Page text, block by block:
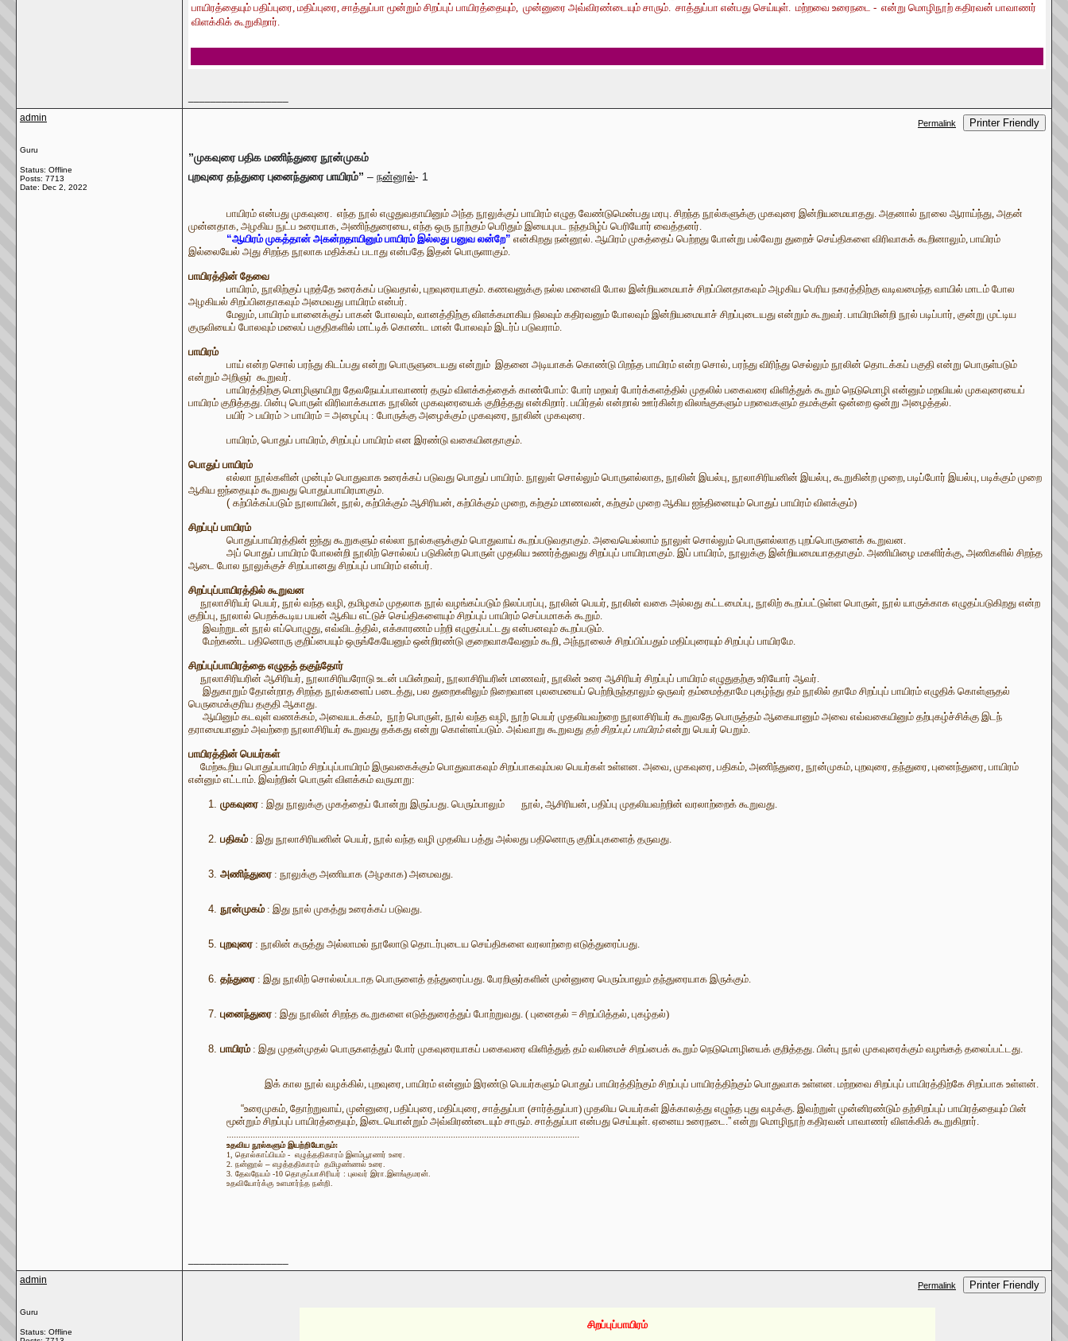
பாயிரத்தையும் பதிப்புரை, மதிப்புரை, சாத்துப்பா மூன்றும் சிறப்புப் பாயிரத்தையும், முன்னுரை அவ்விரண்டையும் சாரும். சாத்துப்பா என்பது செய்யுள். மற்றவை உரைநடை - என்று மொழிநூற் கதிரவன் பாவாணர்
விளக்கிக் கூறுகிறார்.
admin
Guru
Status: Offline
Posts: 7713
Date: Dec 2, 2022
Permalink Printer Friendly
”முகவுரை பதிக மணிந்துரை நூன்முகம்
புறவுரை தந்துரை புனைந்துரை பாயிரம்” – நன்னூல்- 1
பாயிரம் என்பது முகவுரை. எந்த நூல் எழுதுவதாயினும் அந்த நூலுக்குப் பாயிரம் எழுத வேண்டுமென்பது மரபு. சிறந்த நூல்களுக்கு முகவுரை இன்றியமையாதது. அதனால் நூலை ஆராய்ந்து, அதன்
முன்னதாக, அழகிய நுட்ப உரையாக, அணிந்துரையை, எந்த ஒரு நூற்கும் பெரிதும் இயைபுபட நந்தமிழ்ப் பெரியோர் வைத்தனர்.
“ஆயிரம் முகத்தான் அகன்றதாயினும் பாயிரம் இல்லது பனுவ லன்றே” என்கிறது நன்னூல். ஆயிரம் முகத்தைப் பெற்றது போன்று பல்வேறு துறைச் செய்திகளை விரிவாகக் கூறினாலும், பாயிரம்
இல்லையேல் அது சிறந்த நூலாக மதிக்கப் படாது என்பதே இதன் பொருளாகும்.
பாயிரத்தின் தேவை
பாயிரம், நூலிற்குப் புறத்தே உரைக்கப் படுவதால், புறவுரையாகும். கணவனுக்கு நல்ல மனைவி போல இன்றியமையாச் சிறப்பினதாகவும் அழகிய பெரிய நகரத்திற்கு வடிவமைந்த வாயில் மாடம் போல
அழகியல் சிறப்பினதாகவும் அமைவது பாயிரம் என்பர்.
மேலும், பாயிரம் யானைக்குப் பாகன் போலவும், வானத்திற்கு விளக்கமாகிய நிலவும் கதிரவனும் போலவும் இன்றியமையாச் சிறப்புடையது என்றும் கூறுவர். பாயிரமின்றி நூல் படிப்பார், குன்று முட்டிய
குருவியைப் போலவும் மலைப் பகுதிகளில் மாட்டிக் கொண்ட மான் போலவும் இடர்ப் படுவராம்.
பாயிரம்
பாய் என்ற சொல் பரந்து கிடப்பது என்று பொருளுடையது என்றும் இதனை அடியாகக் கொண்டு பிறந்த பாயிரம் என்ற சொல், பரந்து விரிந்து செல்லும் நூலின் தொடக்கப் பகுதி என்று பொருள்படும்
என்றும் அறிஞர் கூறுவர்.
பாயிரத்திற்கு மொழிஞாயிறு தேவநேயப்பாவாணர் தரும் விளக்கத்தைக் காண்போம்: போர் மறவர் போர்க்களத்தில் முதலில் பகைவரை விளித்துக் கூறும் நெடுமொழி என்னும் மறவியல் முகவுரையைப்
பாயிரம் குறித்தது. பின்பு பொருள் விரிவாக்கமாக நூலின் முகவுரையைக் குறித்தது என்கிறார். பயிர்தல் என்றால் ஊர்கின்ற விலங்குகளும் பறவைகளும் தமக்குள் ஒன்றை ஒன்று அழைத்தல்.
பயிர் > பயிரம் > பாயிரம் = அழைப்பு : போருக்கு அழைக்கும் முகவுரை, நூலின் முகவுரை.
பாயிரம், பொதுப் பாயிரம், சிறப்புப் பாயிரம் என இரண்டு வகையினதாகும்.
பொதுப் பாயிரம்
எல்லா நூல்களின் முன்பும் பொதுவாக உரைக்கப் படுவது பொதுப் பாயிரம். நூலுள் சொல்லும் பொருளல்லாத, நூலின் இயல்பு, நூலாசிரியனின் இயல்பு, கூறுகின்ற முறை, படிப்போர் இயல்பு, படிக்கும் முறை
ஆகிய ஐந்தையும் கூறுவது பொதுப்பாயிரமாகும்.
( கற்பிக்கப்படும் நூலாயின், நூல், கற்பிக்கும் ஆசிரியன், கற்பிக்கும் முறை, கற்கும் மாணவன், கற்கும் முறை ஆகிய ஐந்தினையும் பொதுப் பாயிரம் விளக்கும்)
சிறப்புப் பாயிரம்
பொதுப்பாயிரத்தின் ஐந்து கூறுகளும் எல்லா நூல்களுக்கும் பொதுவாய் கூறப்படுவதாகும். அவையெல்லாம் நூலுள் சொல்லும் பொருளல்லாத புறப்பொருளைக் கூறுவன.
அப் பொதுப் பாயிரம் போலன்றி நூலிற் சொல்லப் படுகின்ற பொருள் முதலிய உணர்த்துவது சிறப்புப் பாயிரமாகும். இப் பாயிரம், நூலுக்கு இன்றியமையாததாகும். அணியிழை மகளிர்க்கு, அணிகளில் சிறந்த
ஆடை போல நூலுக்குச் சிறப்பானது சிறப்புப் பாயிரம் என்பர்.
சிறப்புப்பாயிரத்தில் கூறுவன
நூலாசிரியர் பெயர், நூல் வந்த வழி, தமிழகம் முதலாக நூல் வழங்கப்படும் நிலப்பரப்பு, நூலின் பெயர், நூலின் வகை அல்லது கட்டமைப்பு, நூலிற் கூறப்பட்டுள்ள பொருள், நூல் யாருக்காக எழுதப்படுகிறது என்ற
குறிப்பு, நூலால் பெறக்கூடிய பயன் ஆகிய எட்டுச் செய்திகளையும் சிறப்புப் பாயிரம் செப்பமாகக் கூறும்.
இவற்றுடன் நூல் எப்பொழுது, எவ்விடத்தில், எக்காரணம் பற்றி எழுதப்பட்டது என்பனவும் கூறப்படும்.
மேற்கண்ட பதினொரு குறிப்பையும் ஒருங்கேயேனும் ஒன்றிரண்டு குறைவாகவேனும் கூறி, அந்நூலைச் சிறப்பிப்பதும் மதிப்புரையும் சிறப்புப் பாயிரமே.
சிறப்புப்பாயிரத்தை எழுதத் தகுந்தோர்
நூலாசிரியரின் ஆசிரியர், நூலாசிரியரோடு உடன் பயின்றவர், நூலாசிரியரின் மாணவர், நூலின் உரை ஆசிரியர் சிறப்புப் பாயிரம் எழுதுதற்கு உரியோர் ஆவர்.
இதுகாறும் தோன்றாத சிறந்த நூல்களைப் படைத்து, பல துறைகளிலும் நிறைவான புலமையைப் பெற்றிருந்தாலும் ஒருவர் தம்மைத்தாமே புகழ்ந்து தம் நூலில் தாமே சிறப்புப் பாயிரம் எழுதிக் கொள்ளுதல்
பெருமைக்குரிய தகுதி ஆகாது.
ஆயினும் கடவுள் வணக்கம், அவையடக்கம், நூற் பொருள், நூல் வந்த வழி, நூற் பெயர் முதலியவற்றை நூலாசிரியர் கூறுவதே பொருத்தம் ஆகையானும் அவை எவ்வகையினும் தற்புகழ்ச்சிக்கு இடந்
தராமையானும் அவற்றை நூலாசிரியர் கூறுவது தக்கது என்று கொள்ளப்படும். அவ்வாறு கூறுவது தற் சிறப்புப் பாயிரம்என்று பெயர் பெறும்.
பாயிரத்தின் பெயர்கள்
மேற்கூறிய பொதுப்பாயிரம் சிறப்புப்பாயிரம் இருவகைக்கும் பொதுவாகவும் சிறப்பாகவும்பல பெயர்கள் உள்ளன. அவை, முகவுரை, பதிகம், அணிந்துரை, நூன்முகம், புறவுரை, தந்துரை, புனைந்துரை, பாயிரம்
என்னும் எட்டாம். இவற்றின் பொருள் விளக்கம் வருமாறு:
முகவுரை : இது நூலுக்கு முகத்தைப் போன்று இருப்பது. பெரும்பாலும் நூல், ஆசிரியன், பதிப்பு முதலியவற்றின் வரலாற்றைக் கூறுவது.
பதிகம் : இது நூலாசிரியனின் பெயர், நூல் வந்த வழி முதலிய பத்து அல்லது பதினொரு குறிப்புகளைத் தருவது.
அணிந்துரை : நூலுக்கு அணியாக (அழகாக) அமைவது.
நூன்முகம் : இது நூல் முகத்து உரைக்கப் படுவது.
புறவுரை : நூலின் கருத்து அல்லாமல் நூலோடு தொடர்புடைய செய்திகளை வரலாற்றை எடுத்துரைப்பது.
தந்துரை : இது நூலிற் சொல்லப்படாத பொருளைத் தந்துரைப்பது. பேரறிஞர்களின் முன்னுரை பெரும்பாலும் தந்துரையாக இருக்கும்.
புனைந்துரை : இது நூலின் சிறந்த கூறுகளை எடுத்துரைத்துப் போற்றுவது. ( புனைதல் = சிறப்பித்தல், புகழ்தல்)
பாயிரம் : இது முதன்முதல் பொருகளத்துப் போர் முகவுரையாகப் பகைவரை விளித்துத் தம் வலிமைச் சிறப்பைக் கூறும் நெடுமொழியைக் குறித்தது. பின்பு நூல் முகவுரைக்கும் வழங்கத் தலைப்பட்டது.
இக் கால நூல் வழக்கில், புறவுரை, பாயிரம் என்னும் இரண்டு பெயர்களும் பொதுப் பாயிரத்திற்கும் சிறப்புப் பாயிரத்திற்கும் பொதுவாக உள்ளன. மற்றவை சிறப்புப் பாயிரத்திற்கே சிறப்பாக உள்ளன்.
“உரைமுகம், தோற்றுவாய், முன்னுரை, பதிப்புரை, மதிப்புரை, சாத்துப்பா (சார்த்துப்பா) முதலிய பெயர்கள் இக்காலத்து எழுந்த புது வழக்கு. இவற்றுள் முன்னிரண்டும் தற்சிறப்புப் பாயிரத்தையும் பின்
மூன்றும் சிறப்புப் பாயிரத்தையும், இடையொன்றும் அவ்விரண்டையும் சாரும். சாத்துப்பா என்பது செய்யுள். ஏனைய உரைநடை.” என்று மொழிநூற் கதிரவன் பாவாணர் விளக்கிக் கூறுகிறார்.
....................................................................................................................................................
உதவிய நூல்களும் இயற்றியோரும்:
1, தொல்காப்பியம் - எழுத்ததிகாரம் இளம்பூரணர் உரை.
2. நன்னூல் – எழத்ததிகாரம் தமிழண்ணல் உரை.
3. தேவநேயம் -10 தொகுப்பாசிரியர் : புலவர் இரா.இளங்குமரன்.
உதவியோர்க்கு உளமார்ந்த நன்றி.
admin
Guru
Status: Offline
Permalink Printer Friendly
சிறப்புப்பாயிரம்